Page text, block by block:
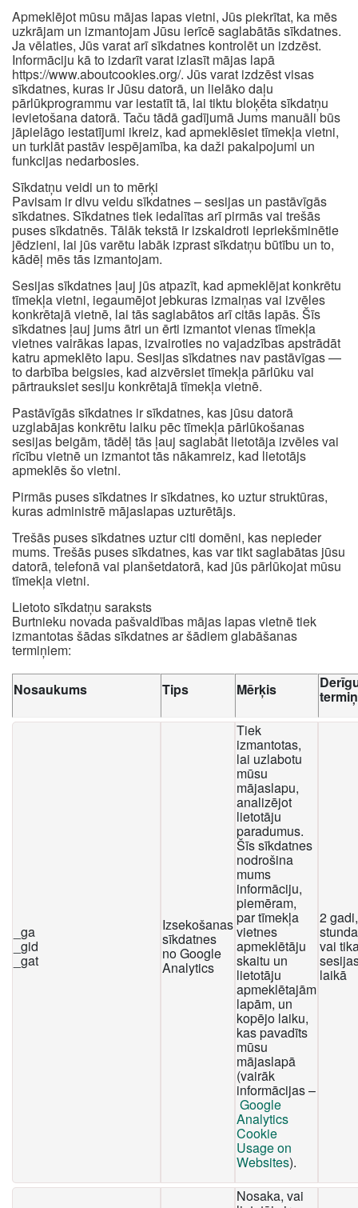
Apmeklējot mūsu mājas lapas vietni, Jūs piekrītat, ka mēs
uzkrājam un izmantojam Jūsu ierīcē saglabātās sīkdatnes.
Ja vēlaties, Jūs varat arī sīkdatnes kontrolēt un izdzēst.
Informāciju kā to izdarīt varat izlasīt mājas lapā
https://www.aboutcookies.org/. Jūs varat izdzēst visas
sīkdatnes, kuras ir Jūsu datorā, un lielāko daļu
pārlūkprogrammu var iestatīt tā, lai tiktu bloķēta sīkdatņu
ievietošana datorā. Taču tādā gadījumā Jums manuāli būs
jāpielāgo iestatījumi ikreiz, kad apmeklēsiet tīmekļa vietni,
un turklāt pastāv iespējamība, ka daži pakalpojumi un
funkcijas nedarbosies.
Sīkdatņu veidi un to mērķi
Pavisam ir divu veidu sīkdatnes – sesijas un pastāvīgās
sīkdatnes. Sīkdatnes tiek iedalītas arī pirmās vai trešās
puses sīkdatnēs. Tālāk tekstā ir izskaidroti iepriekšminētie
jēdzieni, lai jūs varētu labāk izprast sīkdatņu būtību un to,
kādēļ mēs tās izmantojam.
Sesijas sīkdatnes ļauj jūs atpazīt, kad apmeklējat konkrētu
tīmekļa vietni, iegaumējot jebkuras izmaiņas vai izvēles
konkrētajā vietnē, lai tās saglabātos arī citās lapās. Šīs
sīkdatnes ļauj jums ātri un ērti izmantot vienas tīmekļa
vietnes vairākas lapas, izvairoties no vajadzības apstrādāt
katru apmeklēto lapu. Sesijas sīkdatnes nav pastāvīgas —
to darbība beigsies, kad aizvērsiet tīmekļa pārlūku vai
pārtrauksiet sesiju konkrētajā tīmekļa vietnē.
Pastāvīgās sīkdatnes ir sīkdatnes, kas jūsu datorā
uzglabājas konkrētu laiku pēc tīmekļa pārlūkošanas
sesijas beigām, tādēļ tās ļauj saglabāt lietotāja izvēles vai
rīcību vietnē un izmantot tās nākamreiz, kad lietotājs
apmeklēs šo vietni.
Pirmās puses sīkdatnes ir sīkdatnes, ko uztur struktūras,
kuras administrē mājaslapas uzturētājs.
Trešās puses sīkdatnes uztur citi domēni, kas nepieder
mums. Trešās puses sīkdatnes, kas var tikt saglabātas jūsu
datorā, telefonā vai planšetdatorā, kad jūs pārlūkojat mūsu
tīmekļa vietni.
Lietoto sīkdatņu saraksts
Burtnieku novada pašvaldības mājas lapas vietnē tiek
izmantotas šādas sīkdatnes ar šādiem glabāšanas
termiņiem:
Nosaukums Tips Mērķis
_ga
_gid
_gat
Izsekošanas
sīkdatnes
no Google
Analytics
Tiek
izmantotas,
lai uzlabotu
mūsu
mājaslapu,
analizējot
lietotāju
paradumus.
Šīs sīkdatnes
nodrošina
mums
informāciju,
piemēram,
par tīmekļa
vietnes
apmeklētāju
skaitu un
lietotāju
apmeklētajām
lapām, un
kopējo laiku,
kas pavadīts
mūsu
mājaslapā
(vairāk
informācijas –
Google
Analytics
Cookie
Usage on
Websites).
2
vai
laikā
Nosaka, vai